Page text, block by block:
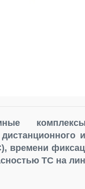
времени
ТС на